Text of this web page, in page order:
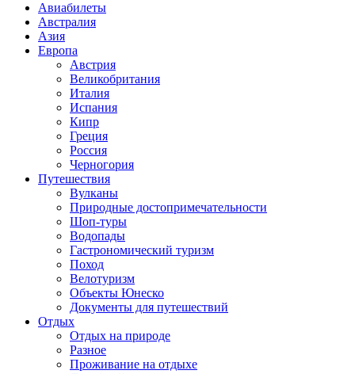
Авиабилеты
Австралия
Азия
Европа
Австрия
Великобритания
Италия
Испания
Кипр
Греция
Россия
Черногория
Путешествия
Вулканы
Природные достопримечательности
Шоп-туры
Водопады
Гастрономический туризм
Поход
Велотуризм
Объекты Юнеско
Документы для путешествий
Отдых
Отдых на природе
Разное
Проживание на отдыхе